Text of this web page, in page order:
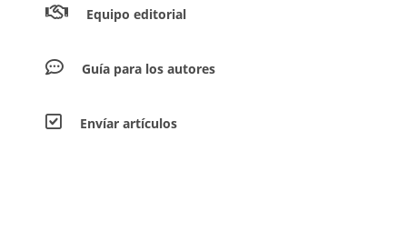
Equipo editorial
Guía para los autores
Envíar artículos